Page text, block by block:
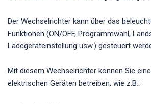
Der Wechselrichter kann über das
Funktionen (ON/OFF, Programmwahl,
Ladegeräteinstellung usw.) gesteuert
Mit diesem Wechselrichter können Sie
elektrischen Geräten betreiben, wie z.B.: